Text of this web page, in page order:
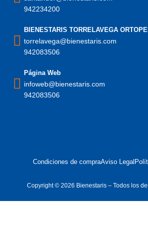
942234200
BIENESTARIS TORRELAVEGA
torrelavega@bienestaris.com
942083506
Página Web
infoweb@bienestaris.com
942083506
Copyright © 2026 Bienestaris – Todos los
Condiciones de compraAviso Legal